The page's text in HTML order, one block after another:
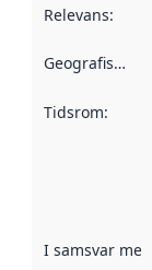
Relevans:
Geografisk område
Tidsrom:
I samsvar med